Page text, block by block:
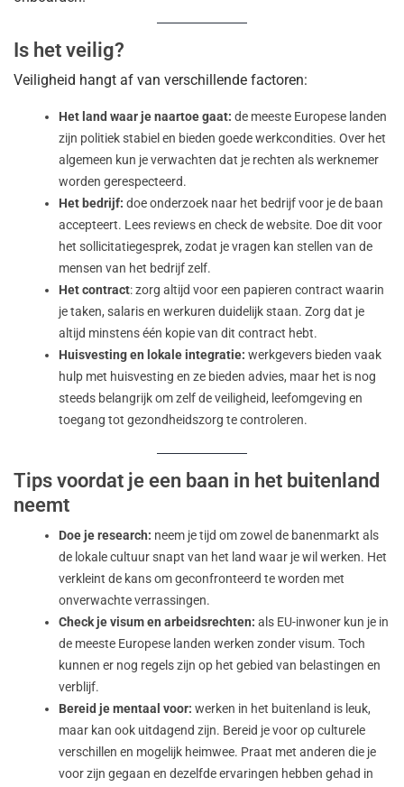
Is het veilig?
Veiligheid hangt af van verschillende factoren:
Het land waar je naartoe gaat: de meeste Europese landen
zijn politiek stabiel en bieden goede werkcondities. Over het
algemeen kun je verwachten dat je rechten als werknemer
worden gerespecteerd.
Het bedrijf: doe onderzoek naar het bedrijf voor je de baan
accepteert. Lees reviews en check de website. Doe dit voor
het sollicitatiegesprek, zodat je vragen kan stellen van de
mensen van het bedrijf zelf.
Het contract: zorg altijd voor een papieren contract waarin
je taken, salaris en werkuren duidelijk staan. Zorg dat je
altijd minstens één kopie van dit contract hebt.
Huisvesting en lokale integratie: werkgevers bieden vaak
hulp met huisvesting en ze bieden advies, maar het is nog
steeds belangrijk om zelf de veiligheid, leefomgeving en
toegang tot gezondheidszorg te controleren.
Tips voordat je een baan in het buitenland
neemt
Doe je research: neem je tijd om zowel de banenmarkt als
de lokale cultuur snapt van het land waar je wil werken. Het
verkleint de kans om geconfronteerd te worden met
onverwachte verrassingen.
Check je visum en arbeidsrechten: als EU-inwoner kun je in
de meeste Europese landen werken zonder visum. Toch
kunnen er nog regels zijn op het gebied van belastingen en
verblijf.
Bereid je mentaal voor: werken in het buitenland is leuk,
maar kan ook uitdagend zijn. Bereid je voor op culturele
verschillen en mogelijk heimwee. Praat met anderen die je
voor zijn gegaan en dezelfde ervaringen hebben gehad in